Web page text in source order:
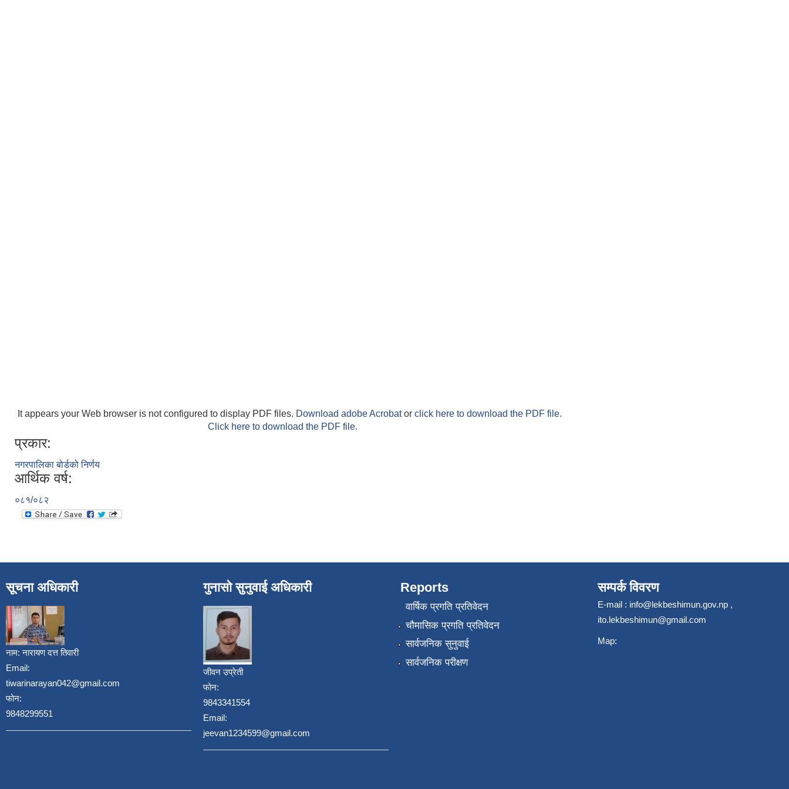
It appears your Web browser is not configured to display PDF files. Download adobe Acrobator click here to download the PDF file.
Click here to download the PDF file.
प्रकार:
नगरपालिका बोर्डको निर्णय
आर्थिक वर्ष:
०८१/०८२
सूचना अधिकारी
नाम:नारायण दत्त तिवारी
Email:
tiwarinarayan042@gmail.com
फोन:
9848299551
गुनासो सुनुवाई अधिकारी
जीवन उप्रेती
फोन:
9843341554
Email:
jeevan1234599@gmail.com
Reports
वार्षिक प्रगति प्रतिवेदन
चौमासिक प्रगति प्रतिवेदन
सार्वजनिक सुनुवाई
सार्वजनिक परीक्षण
सम्पर्क विवरण
E-mail : info@lekbeshimun.gov.np ,
ito.lekbeshimun@gmail.com
Map: